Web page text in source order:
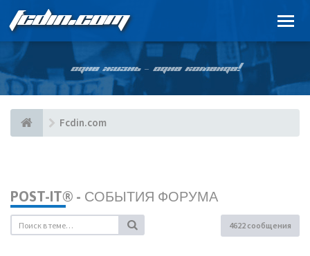
FCDIN.COM
ОДНА ЖИЗНЬ – ОДНА КОМАНДА!
Fcdin.com
POST-IT® - СОБЫТИЯ ФОРУМА
4622 сообщения